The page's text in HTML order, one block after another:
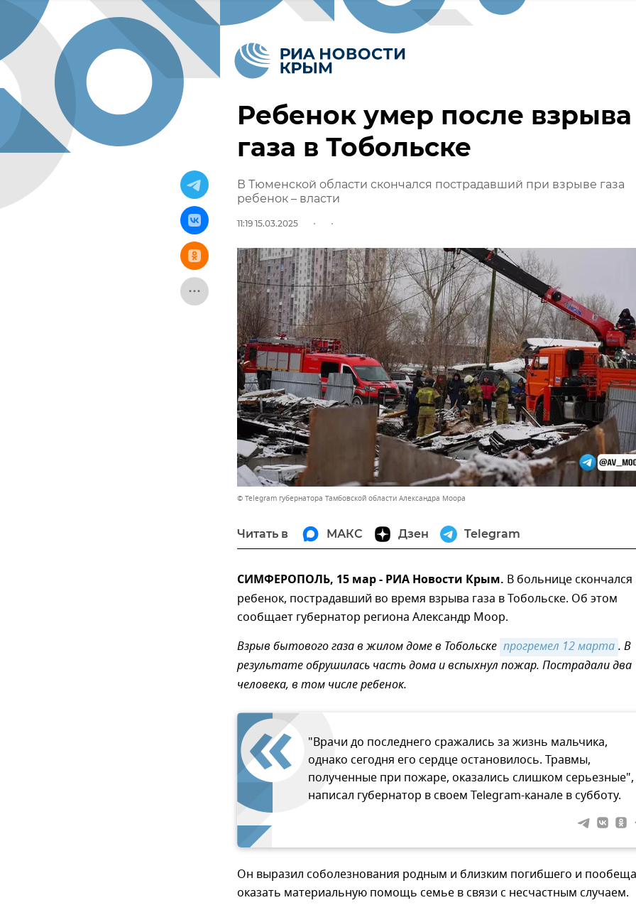
Ребенок умер после взрыва
газа в Тобольске
В Тюменской области скончался пострадавший при взрыве газа
ребенок – власти
11:19 15.03.2025
© Telegram губернатора Тамбовской области Александра Моора
Читать в МАКС Дзен Telegram
СИМФЕРОПОЛЬ, 15 мар - РИА Новости Крым. В больнице скончался
ребенок, пострадавший во время взрыва газа в Тобольске. Об этом
сообщает губернатор региона Александр Моор.
Взрыв бытового газа в жилом доме в Тобольске прогремел 12 марта. В
результате обрушилась часть дома и вспыхнул пожар. Пострадали два
человека, в том числе ребенок.
"Врачи до последнего сражались за жизнь мальчика,
однако сегодня его сердце остановилось. Травмы,
полученные при пожаре, оказались слишком серьезные",
написал губернатор в своем Telegram-канале в субботу.
Он выразил соболезнования родным и близким погибшего и
оказать материальную помощь семье в связи с несчастным случаем.